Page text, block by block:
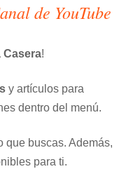
de YouTube
Casera!
y artículos para
dentro del menú.
que buscas. Además,
para ti.